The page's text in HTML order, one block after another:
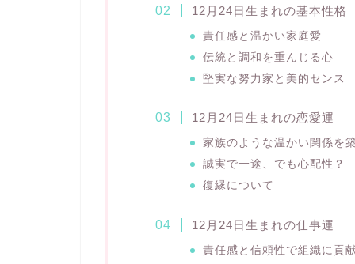
12月24日生まれの基本性格
責任感と温かい家庭愛
伝統と調和を重んじる心
堅実な努力家と美的センス
12月24日生まれの恋愛運
家族のような温かい関係を
誠実で一途、でも心配性？
復縁について
12月24日生まれの仕事運
責任感と信頼性で組織に貢